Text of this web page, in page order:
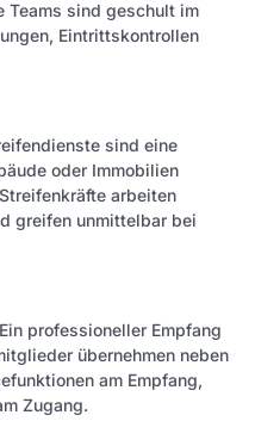
Teams sind geschult im
Eintrittskontrollen
sind eine
oder Immobilien
arbeiten
greifen unmittelbar bei
professioneller Empfang
übernehmen neben
am Empfang,
Zugang.